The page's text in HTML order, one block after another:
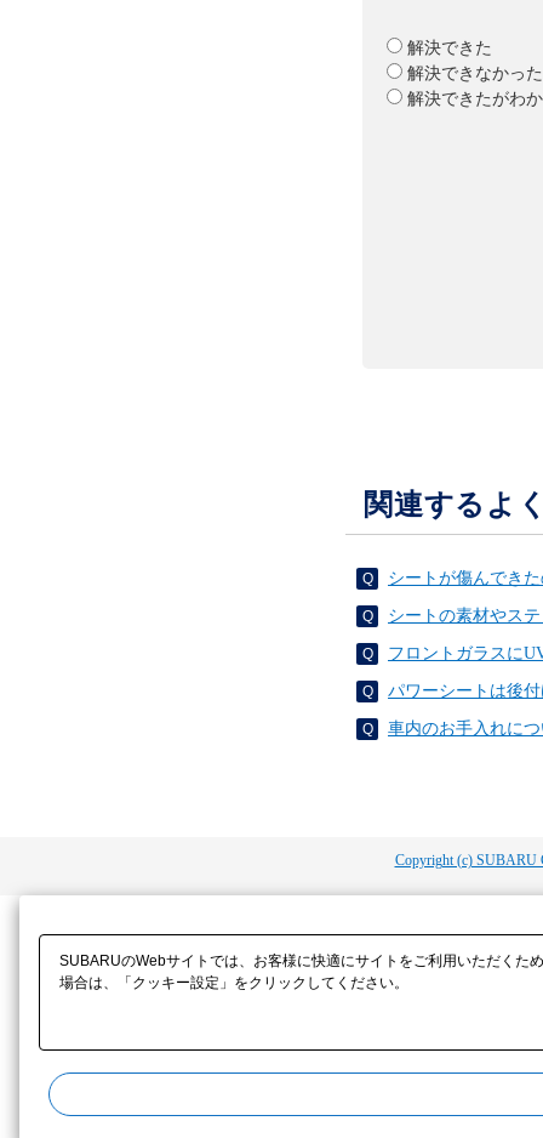
解決できた
解決できなかった
解決できたがわ
関連するよ
シートが傷んでき
シートの素材やス
フロントガラスに
パワーシートは後
車内のお手入れに
Copyright (c) SUBARU
SUBARUのWebサイトでは、お客様に快適にサイトをご利用いただく
場合は、「クッキー設定」をクリックしてください。​